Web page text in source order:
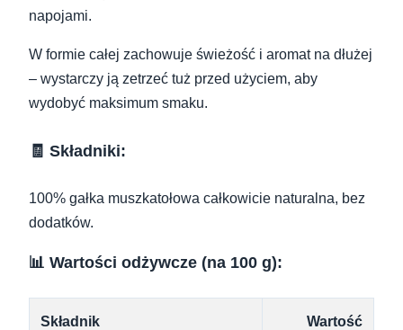
napojami.
W formie całej zachowuje świeżość i aromat na dłużej
– wystarczy ją zetrzeć tuż przed użyciem, aby
wydobyć maksimum smaku.
🧾 Składniki:
100% gałka muszkatołowa całkowicie naturalna, bez
dodatków.
📊 Wartości odżywcze (na 100 g):
Składnik Wartość